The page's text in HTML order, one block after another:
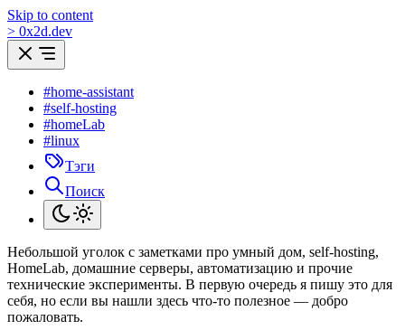
Skip to content
> 0x2d.dev
#home-assistant
#self-hosting
#homeLab
#linux
Тэги
Поиск
Небольшой уголок с заметками про умный дом, self-hosting,
HomeLab, домашние серверы, автоматизацию и прочие
технические эксперименты. В первую очередь я пишу это для
себя, но если вы нашли здесь что-то полезное — добро
пожаловать.